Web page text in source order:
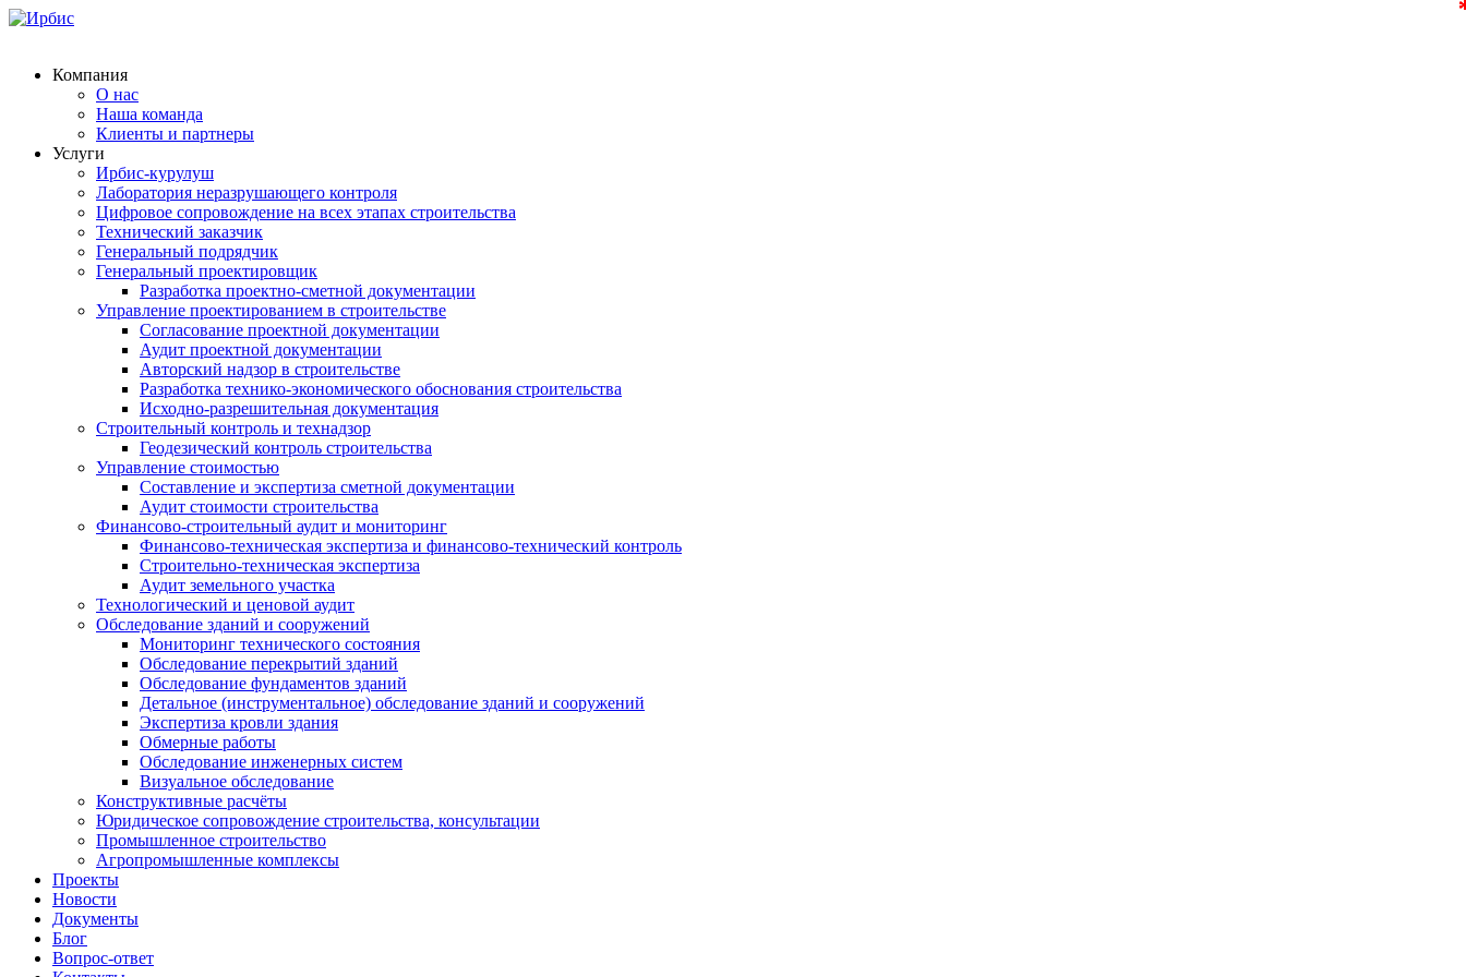
Компания
О нас
Наша команда
Клиенты и партнеры
Услуги
Ирбис-курулуш
Лаборатория неразрушающего контроля
Цифровое сопровождение на всех этапах строительства
Технический заказчик
Генеральный подрядчик
Генеральный проектировщик
Разработка проектно-сметной документации
Управление проектированием в строительстве
Согласование проектной документации
Аудит проектной документации
Авторский надзор в строительстве
Разработка технико-экономического обоснования строительства
Исходно-разрешительная документация
Строительный контроль и технадзор
Геодезический контроль строительства
Управление стоимостью
Составление и экспертиза сметной документации
Аудит стоимости строительства
Финансово-строительный аудит и мониторинг
Финансово-техническая экспертиза и финансово-технический контроль
Строительно-техническая экспертиза
Аудит земельного участка
Технологический и ценовой аудит
Обследование зданий и сооружений
Мониторинг технического состояния
Обследование перекрытий зданий
Обследование фундаментов зданий
Детальное (инструментальное) обследование зданий и сооружений
Экспертиза кровли здания
Обмерные работы
Обследование инженерных систем
Визуальное обследование
Конструктивные расчёты
Юридическое сопровождение строительства, консультации
Промышленное строительство
Агропромышленные комплексы
Проекты
Новости
Документы
Блог
Вопрос-ответ